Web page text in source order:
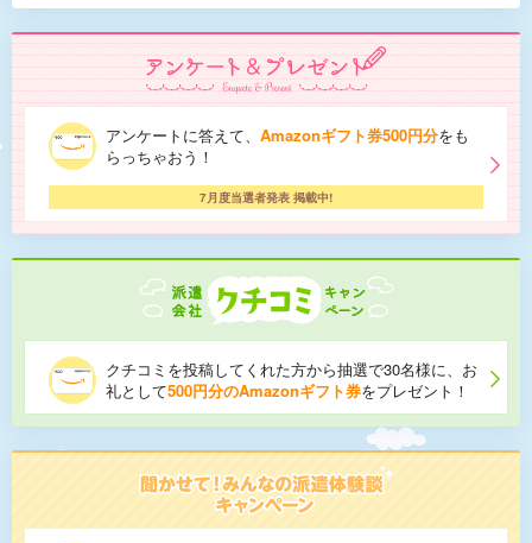
アンケートに答えて、 Amazonギフト券500円分をも
らっちゃおう！
7月度当選者発表 掲載中!
クチコミを投稿してくれた方から抽選で30名様に、お
礼として500円分のAmazonギフト券をプレゼント！